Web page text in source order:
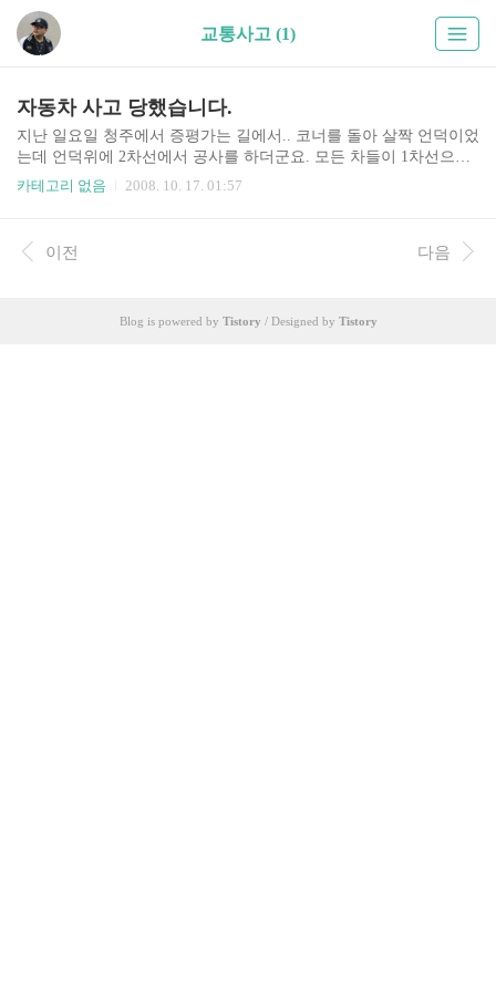
교통사고 (1)
자동차 사고 당했습니다.
지난 일요일 청주에서 증평가는 길에서.. 코너를 돌아 살짝 언덕이었
는데 언덕위에 2차선에서 공사를 하더군요. 모든 차들이 1차선으로
들어가려고 급정거.... 우리차도 급정거해서 앞차와 거의 부딪칠뻔했
친은 안전벨트를 메고 있었고. 뒷자리에 앉은 제 여친의 친구는 앞
의자에 부딪쳤다고 하는군요.. 뒷차에는 4인가족이었고, 조수석에
사에 연락하고.. 레카가 오고.. 정신이 없었네요.. 공업사로 차가 옮
카테고리 없음 2008. 10. 17. 01:57
이전 다음
Blog is powered by Tistory / Designed by Tistory